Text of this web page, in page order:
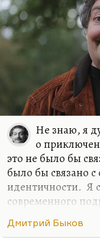
писать…
Не знаю, я
о
это не было бы
было бы связано
идентичности. Я
современного
отвоевать себе
Дмитрий Быков